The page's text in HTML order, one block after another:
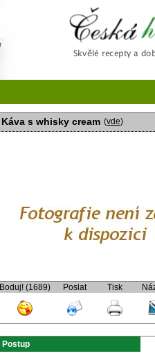
Káva s whisky cream (vde)
Boduj! (1689) Poslat Tisk
Postup